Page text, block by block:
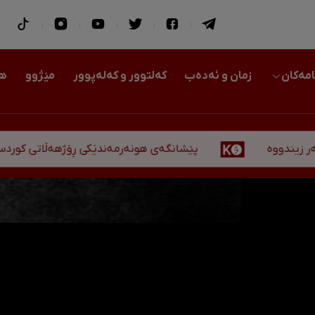
زمان و ئەدەب کەلتوور و کەلەپوور مێژوو
پێشانگەی هونەرمەندێکی ڕۆژهەڵاتی کوردستان لە